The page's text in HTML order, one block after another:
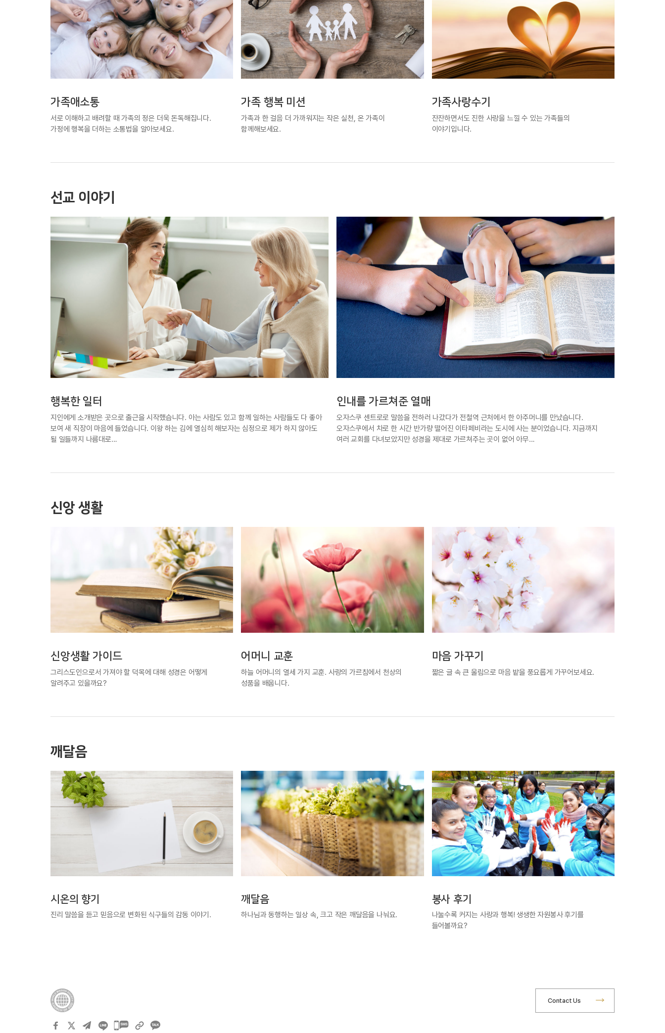
가족애소통
서로 이해하고 배려할 때 가족의 정은 더욱 돈독해집니다.
가정에 행복을 더하는 소통법을 알아보세요.
가족 행복 미션
가족과 한 걸음 더 가까워지는 작은 실천, 온 가족이
함께해보세요.
가족사랑수기
잔잔하면서도 진한 사랑을 느낄 수 있는 가족들의
이야기입니다.
선교 이야기
행복한 일터
지인에게 소개받은 곳으로 출근을 시작했습니다. 아는 사람도 있고 함께 일하는 사람들도 다 좋아
보여 새 직장이 마음에 들었습니다. 이왕 하는 김에 열심히 해보자는 심정으로 제가 하지 않아도
될 일들까지 나름대로…
인내를 가르쳐준 열매
오자스쿠 센트로로 말씀을 전하러 나갔다가 전철역 근처에서 한 아주머니를 만났습니다.
오자스쿠에서 차로 한 시간 반가량 떨어진 이타페비라는 도시에 사는 분이었습니다. 지금까지
여러 교회를 다녀보았지만 성경을 제대로 가르쳐주는 곳이 없어 아무…
신앙 생활
신앙생활 가이드
그리스도인으로서 가져야 할 덕목에 대해 성경은 어떻게
알려주고 있을까요?
어머니 교훈
하늘 어머니의 열세 가지 교훈. 사랑의 가르침에서 천상의
성품을 배웁니다.
마음 가꾸기
짧은 글 속 큰 울림으로 마음 밭을 풍요롭게 가꾸어보세요.
깨달음
시온의 향기
진리 말씀을 듣고 믿음으로 변화된 식구들의 감동 이야기.
깨달음
하나님과 동행하는 일상 속, 크고 작은 깨달음을 나눠요.
봉사 후기
나눌수록 커지는 사랑과 행복! 생생한 자원봉사 후기를
들어볼까요?
카카오톡
Contact Us